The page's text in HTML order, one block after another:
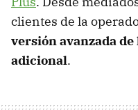
clientes de la
versión avanzada
adicional.